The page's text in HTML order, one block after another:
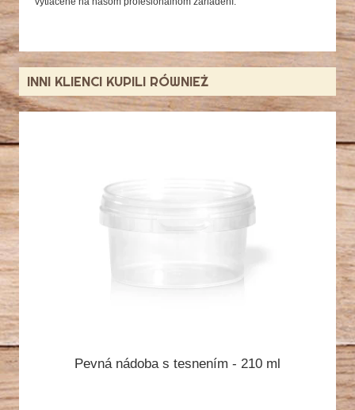
INNI KLIENCI KUPILI RÓWNIEŻ
Pevná nádoba s tesnením - 210 ml